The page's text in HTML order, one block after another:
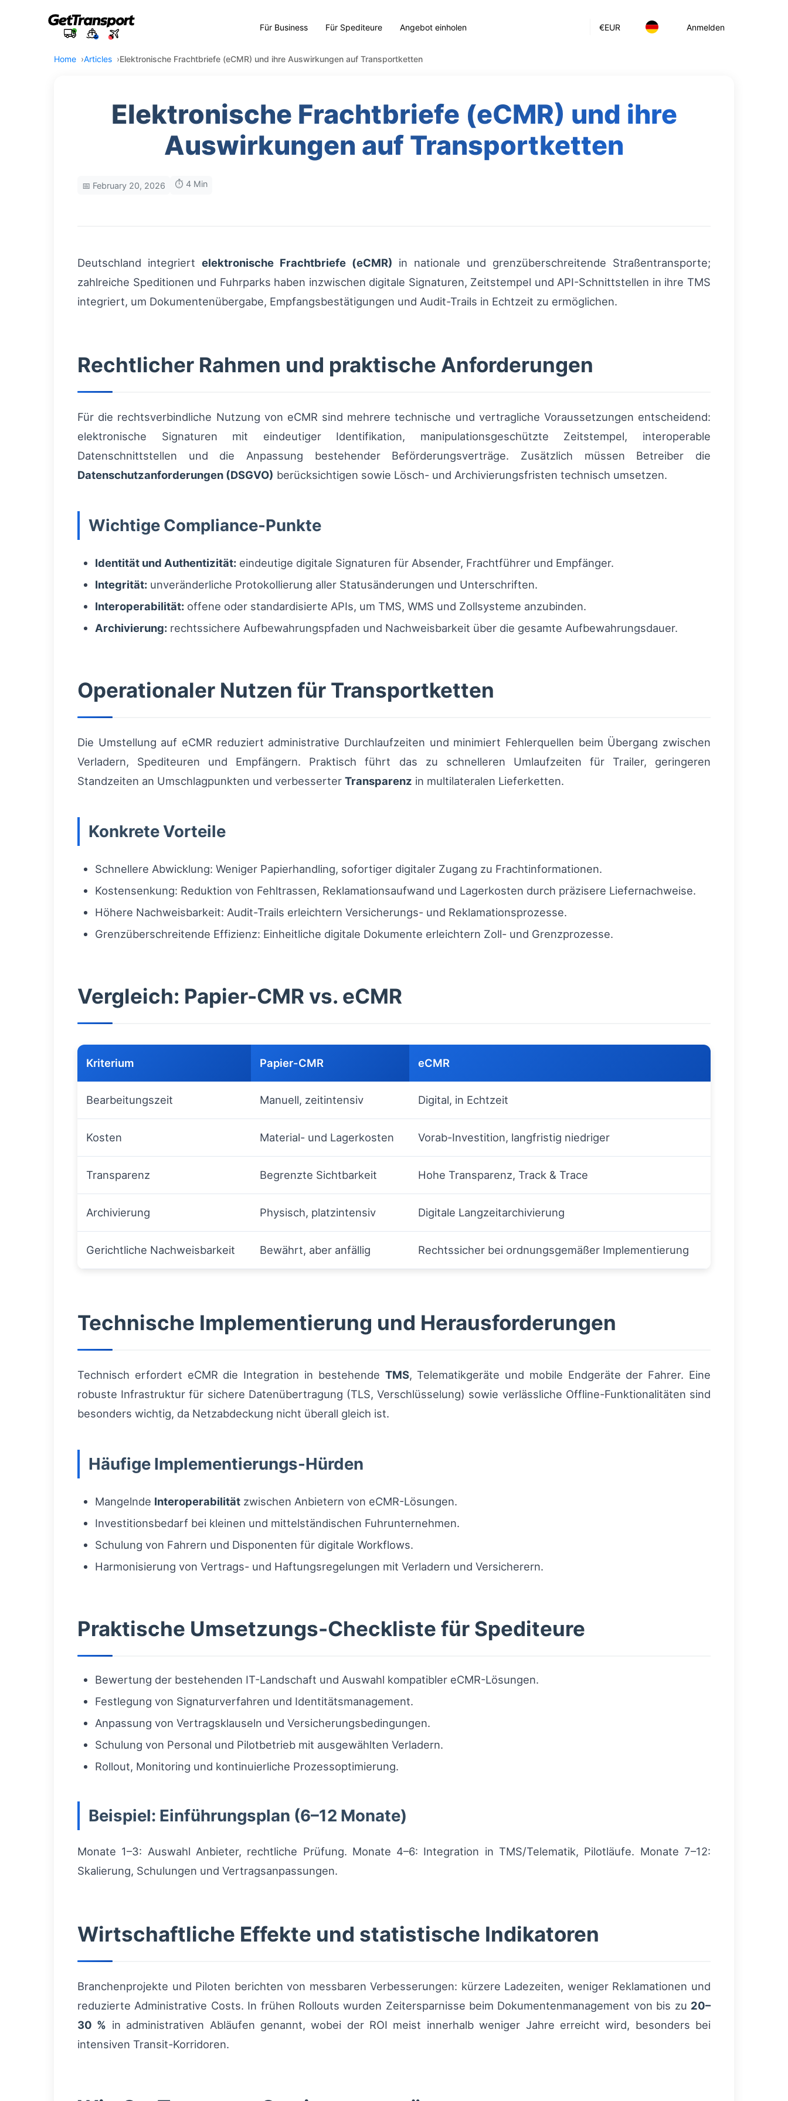
€EUR Anmelden
Für Business Für Spediteure Angebot einholen
Home Articles Elektronische Frachtbriefe (eCMR) und ihre Auswirkungen auf Transportketten
Elektronische Frachtbriefe (eCMR) und ihre
Auswirkungen auf Transportketten
📅 February 20, 2026 ⏱️ 4 Min
Deutschland integriert elektronische Frachtbriefe (eCMR) in nationale und grenzüberschreitende Straßentransporte;
zahlreiche Speditionen und Fuhrparks haben inzwischen digitale Signaturen, Zeitstempel und API-Schnittstellen in ihre TMS
integriert, um Dokumentenübergabe, Empfangsbestätigungen und Audit-Trails in Echtzeit zu ermöglichen.
Rechtlicher Rahmen und praktische Anforderungen
Für die rechtsverbindliche Nutzung von eCMR sind mehrere technische und vertragliche Voraussetzungen entscheidend:
elektronische Signaturen mit eindeutiger Identifikation, manipulationsgeschützte Zeitstempel, interoperable
Datenschnittstellen und die Anpassung bestehender Beförderungsverträge. Zusätzlich müssen Betreiber die
Datenschutzanforderungen (DSGVO) berücksichtigen sowie Lösch- und Archivierungsfristen technisch umsetzen.
Wichtige Compliance-Punkte
Identität und Authentizität: eindeutige digitale Signaturen für Absender, Frachtführer und Empfänger.
Integrität: unveränderliche Protokollierung aller Statusänderungen und Unterschriften.
Interoperabilität: offene oder standardisierte APIs, um TMS, WMS und Zollsysteme anzubinden.
Archivierung: rechtssichere Aufbewahrungspfaden und Nachweisbarkeit über die gesamte Aufbewahrungsdauer.
Operationaler Nutzen für Transportketten
Die Umstellung auf eCMR reduziert administrative Durchlaufzeiten und minimiert Fehlerquellen beim Übergang zwischen
Verladern, Spediteuren und Empfängern. Praktisch führt das zu schnelleren Umlaufzeiten für Trailer, geringeren
Standzeiten an Umschlagpunkten und verbesserter Transparenz in multilateralen Lieferketten.
Konkrete Vorteile
Schnellere Abwicklung: Weniger Papierhandling, sofortiger digitaler Zugang zu Frachtinformationen.
Kostensenkung: Reduktion von Fehltrassen, Reklamationsaufwand und Lagerkosten durch präzisere Liefernachweise.
Höhere Nachweisbarkeit: Audit-Trails erleichtern Versicherungs- und Reklamationsprozesse.
Grenzüberschreitende Effizienz: Einheitliche digitale Dokumente erleichtern Zoll- und Grenzprozesse.
Vergleich: Papier-CMR vs. eCMR
Kriterium Papier-CMR eCMR
Bearbeitungszeit Manuell, zeitintensiv Digital, in Echtzeit
Kosten Material- und Lagerkosten Vorab-Investition, langfristig niedriger
Transparenz Begrenzte Sichtbarkeit Hohe Transparenz, Track & Trace
Archivierung Physisch, platzintensiv Digitale Langzeitarchivierung
Gerichtliche Nachweisbarkeit Bewährt, aber anfällig Rechtssicher bei ordnungsgemäßer Implementierung
Technische Implementierung und Herausforderungen
Technisch erfordert eCMR die Integration in bestehende TMS, Telematikgeräte und mobile Endgeräte der Fahrer. Eine
robuste Infrastruktur für sichere Datenübertragung (TLS, Verschlüsselung) sowie verlässliche Offline-Funktionalitäten sind
besonders wichtig, da Netzabdeckung nicht überall gleich ist.
Häufige Implementierungs-Hürden
Mangelnde Interoperabilität zwischen Anbietern von eCMR-Lösungen.
Investitionsbedarf bei kleinen und mittelständischen Fuhrunternehmen.
Schulung von Fahrern und Disponenten für digitale Workflows.
Harmonisierung von Vertrags- und Haftungsregelungen mit Verladern und Versicherern.
Praktische Umsetzungs-Checkliste für Spediteure
Bewertung der bestehenden IT-Landschaft und Auswahl kompatibler eCMR-Lösungen.
Festlegung von Signaturverfahren und Identitätsmanagement.
Anpassung von Vertragsklauseln und Versicherungsbedingungen.
Schulung von Personal und Pilotbetrieb mit ausgewählten Verladern.
Rollout, Monitoring und kontinuierliche Prozessoptimierung.
Beispiel: Einführungsplan (6–12 Monate)
Monate 1–3: Auswahl Anbieter, rechtliche Prüfung. Monate 4–6: Integration in TMS/Telematik, Pilotläufe. Monate 7–12:
Skalierung, Schulungen und Vertragsanpassungen.
Wirtschaftliche Effekte und statistische Indikatoren
Branchenprojekte und Piloten berichten von messbaren Verbesserungen: kürzere Ladezeiten, weniger Reklamationen und
reduzierte Administrative Costs. In frühen Rollouts wurden Zeitersparnisse beim Dokumentenmanagement von bis zu 20–
30 % in administrativen Abläufen genannt, wobei der ROI meist innerhalb weniger Jahre erreicht wird, besonders bei
intensiven Transit-Korridoren.